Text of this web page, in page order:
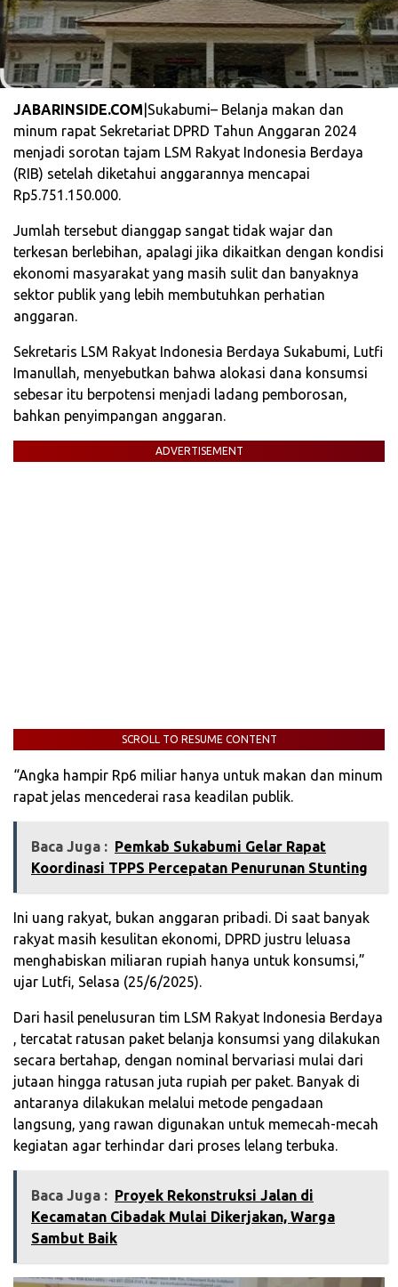
JABARINSIDE.COM |Sukabumi– Belanja makan dan
minum rapat Sekretariat DPRD Tahun Anggaran 2024
menjadi sorotan tajam LSM Rakyat Indonesia Berdaya
(RIB) setelah diketahui anggarannya mencapai
Rp5.751.150.000.
Jumlah tersebut dianggap sangat tidak wajar dan
terkesan berlebihan, apalagi jika dikaitkan dengan kondisi
ekonomi masyarakat yang masih sulit dan banyaknya
sektor publik yang lebih membutuhkan perhatian
anggaran.
Sekretaris LSM Rakyat Indonesia Berdaya Sukabumi, Lutfi
Imanullah, menyebutkan bahwa alokasi dana konsumsi
sebesar itu berpotensi menjadi ladang pemborosan,
bahkan penyimpangan anggaran.
ADVERTISEMENT
SCROLL TO RESUME CONTENT
“Angka hampir Rp6 miliar hanya untuk makan dan minum
rapat jelas mencederai rasa keadilan publik.
Baca Juga : Pemkab Sukabumi Gelar Rapat
Koordinasi TPPS Percepatan Penurunan Stunting‎
Ini uang rakyat, bukan anggaran pribadi. Di saat banyak
rakyat masih kesulitan ekonomi, DPRD justru leluasa
menghabiskan miliaran rupiah hanya untuk konsumsi,”
ujar Lutfi, Selasa (25/6/2025).
Dari hasil penelusuran tim LSM Rakyat Indonesia Berdaya
, tercatat ratusan paket belanja konsumsi yang dilakukan
secara bertahap, dengan nominal bervariasi mulai dari
jutaan hingga ratusan juta rupiah per paket. Banyak di
antaranya dilakukan melalui metode pengadaan
langsung, yang rawan digunakan untuk memecah-mecah
kegiatan agar terhindar dari proses lelang terbuka.
Baca Juga : Proyek Rekonstruksi Jalan di
Kecamatan Cibadak Mulai Dikerjakan, Warga
Sambut Baik